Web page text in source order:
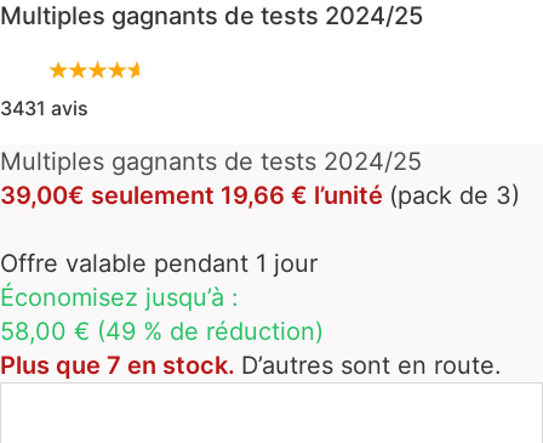
Multiples gagnants de tests 2024/25
3431 avis
Multiples gagnants de tests 2024/25
39,00€ seulement 19,66 € l’unité (pack de 3)
Offre valable pendant 1 jour
Économisez jusqu’à :
58,00 € (49 % de réduction)
Plus que 7 en stock. D’autres sont en route.